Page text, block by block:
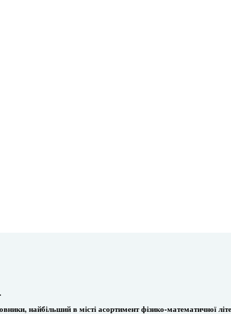
найбільший в місті асортимент фізико-математичної